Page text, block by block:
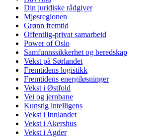
Din juridiske rådgiver
Mjøsregionen
Grønn fremtid
Offentlig-privat samarbeid
Power of Oslo
Samfunnssikkerhet og beredskap
Vekst på Sørlandet
Fremtidens logistikk
Fremtidens energiløsninger
Vekst i Østfold
Vei og jernbane
Kunstig intelligens
Vekst i Innlandet
Vekst i Akershus
Vekst i Agder